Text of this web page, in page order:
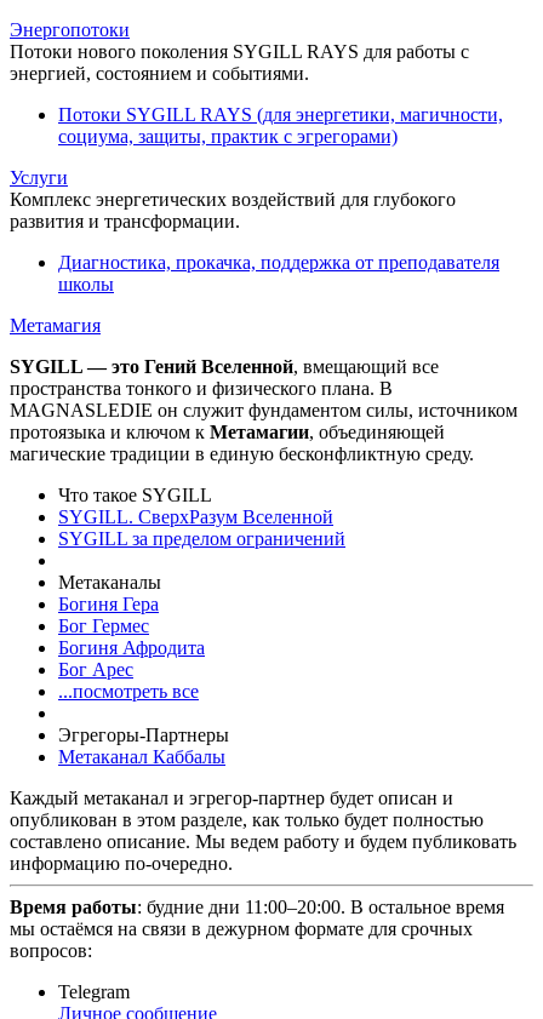
Энергопотоки
Потоки нового поколения SYGILL RAYS для работы с
энергией, состоянием и событиями.
Потоки SYGILL RAYS (для энергетики, магичности,
социума, защиты, практик с эгрегорами)
Услуги
Комплекс энергетических воздействий для глубокого
развития и трансформации.
Диагностика, прокачка, поддержка от преподавателя
школы
Метамагия
SYGILL — это Гений Вселенной, вмещающий все
пространства тонкого и физического плана. В
MAGNASLEDIE он служит фундаментом силы, источником
протоязыка и ключом к Метамагии, объединяющей
магические традиции в единую бесконфликтную среду.
Что такое SYGILL
SYGILL. СверхРазум Вселенной
SYGILL за пределом ограничений
Метаканалы
Богиня Гера
Бог Гермес
Богиня Афродита
Бог Арес
...посмотреть все
Эгрегоры-Партнеры
Метаканал Каббалы
Каждый метаканал и эгрегор-партнер будет описан и
опубликован в этом разделе, как только будет полностью
составлено описание. Мы ведем работу и будем публиковать
информацию по-очередно.
Время работы: будние дни 11:00–20:00. В остальное время
мы остаёмся на связи в дежурном формате для срочных
вопросов:
Telegram
Личное сообщение